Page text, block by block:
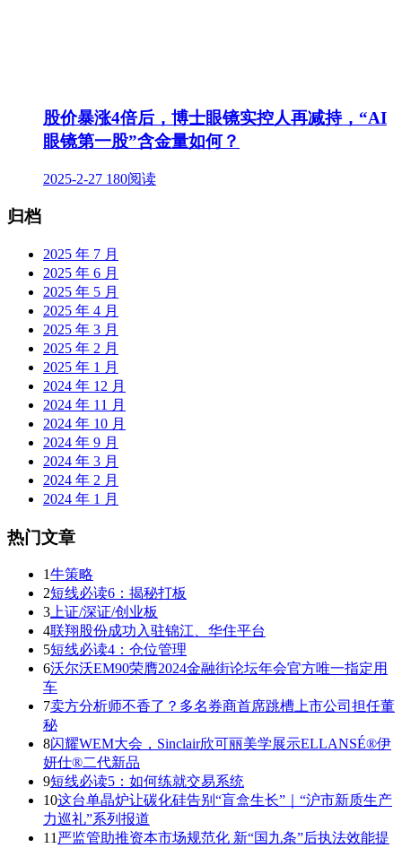
股价暴涨4倍后，博士眼镜实控人再减持，“AI
眼镜第一股”含金量如何？
2025-2-27 180阅读
归档
2025 年 7 月
2025 年 6 月
2025 年 5 月
2025 年 4 月
2025 年 3 月
2025 年 2 月
2025 年 1 月
2024 年 12 月
2024 年 11 月
2024 年 10 月
2024 年 9 月
2024 年 3 月
2024 年 2 月
2024 年 1 月
热门文章
1牛策略
2短线必读6：揭秘打板
3上证/深证/创业板
4联翔股份成功入驻锦江、华住平台
5短线必读4：仓位管理
6沃尔沃EM90荣膺2024金融街论坛年会官方唯一指定用
车
7卖方分析师不香了？多名券商首席跳槽上市公司担任董
秘
8闪耀WEM大会，Sinclair欣可丽美学展示ELLANSÉ®伊
妍仕®二代新品
9短线必读5：如何练就交易系统
10这台单晶炉让碳化硅告别“盲盒生长”｜“沪市新质生产
力巡礼”系列报道
11严监管助推资本市场规范化 新“国九条”后执法效能提